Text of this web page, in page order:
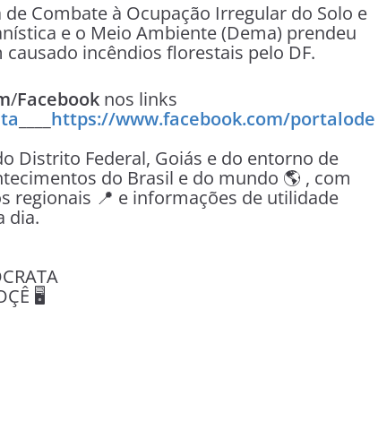
Combate à Ocupação Irregular do Solo e
e o Meio Ambiente (Dema) prendeu
incêndios florestais pelo DF.
/Facebook nos links
https://www.facebook.com/portalode
Distrito Federal, Goiás e do entorno de
do Brasil e do mundo 🌎 , com
regionais 📍 e informações de utilidade
dia.
🖥️